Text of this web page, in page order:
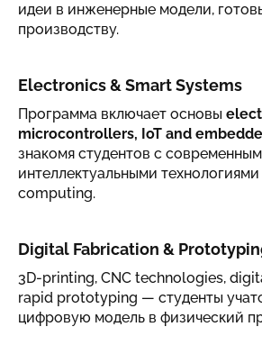
идеи в инженерные модели,
производству.
Electronics & Smart Systems
Программа включает основы
microcontrollers, IoT and
знакомя студентов с
интеллектуальными
computing.
Digital Fabrication &
3D-printing, CNC technologies,
rapid prototyping — студенты
цифровую модель в физический